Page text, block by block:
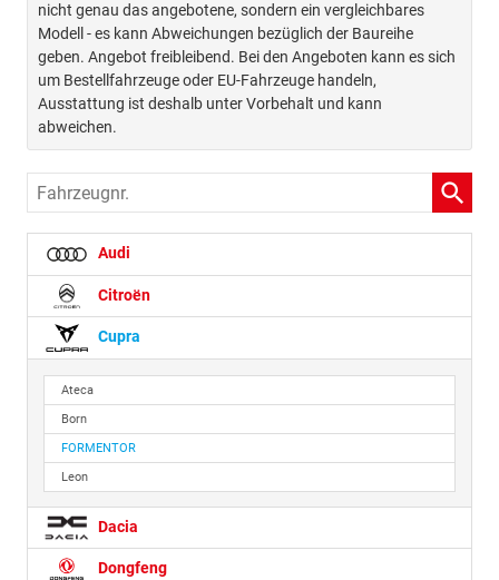
nicht genau das angebotene, sondern ein vergleichbares
Modell - es kann Abweichungen bezüglich der Baureihe
geben. Angebot freibleibend. Bei den Angeboten kann es sich
um Bestellfahrzeuge oder EU-Fahrzeuge handeln,
Ausstattung ist deshalb unter Vorbehalt und kann
abweichen.
Fahrzeugnr.
Audi
Citroën
Cupra
Ateca
Born
FORMENTOR
Leon
Dacia
Dongfeng